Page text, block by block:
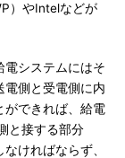
）やIntelなどが
システムにはそ
電側と受電側に内
ができれば、給電
と接する部分
ければならず、